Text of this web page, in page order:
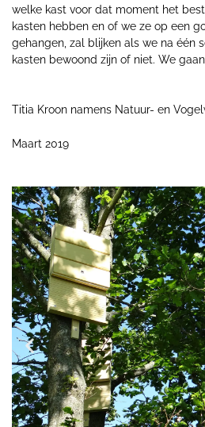
welke kast voor dat moment het
kasten hebben en of we ze op een
gehangen, zal blijken als we na één
kasten bewoond zijn of niet. We
Titia Kroon namens Natuur- en
Maart 2019